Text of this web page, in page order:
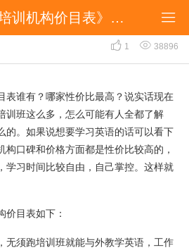

《深圳英语培训机构价目表》哪家机构最专业？
价目表》哪家机构最专业？
 1  38896
表谁有？哪家性价比最高？说实话现在
训班这么多，怎么可能有人全都了解
的。如果说想要学习英语的话可以看下
构口碑和价格方面都是性价比较高的，
学习时间比较自由，自己掌控。这样就
目表如下：
须跑培训班就能与外教学英语，工作